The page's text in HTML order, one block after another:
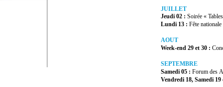
JUILLET
Jeudi 02 : Soirée « Tables
Lundi 13 : Fête nationale
AOUT
Week-end 29 et 30 :
SEPTEMBRE
Samedi 05 : Forum des
Vendredi 18, Samedi 19